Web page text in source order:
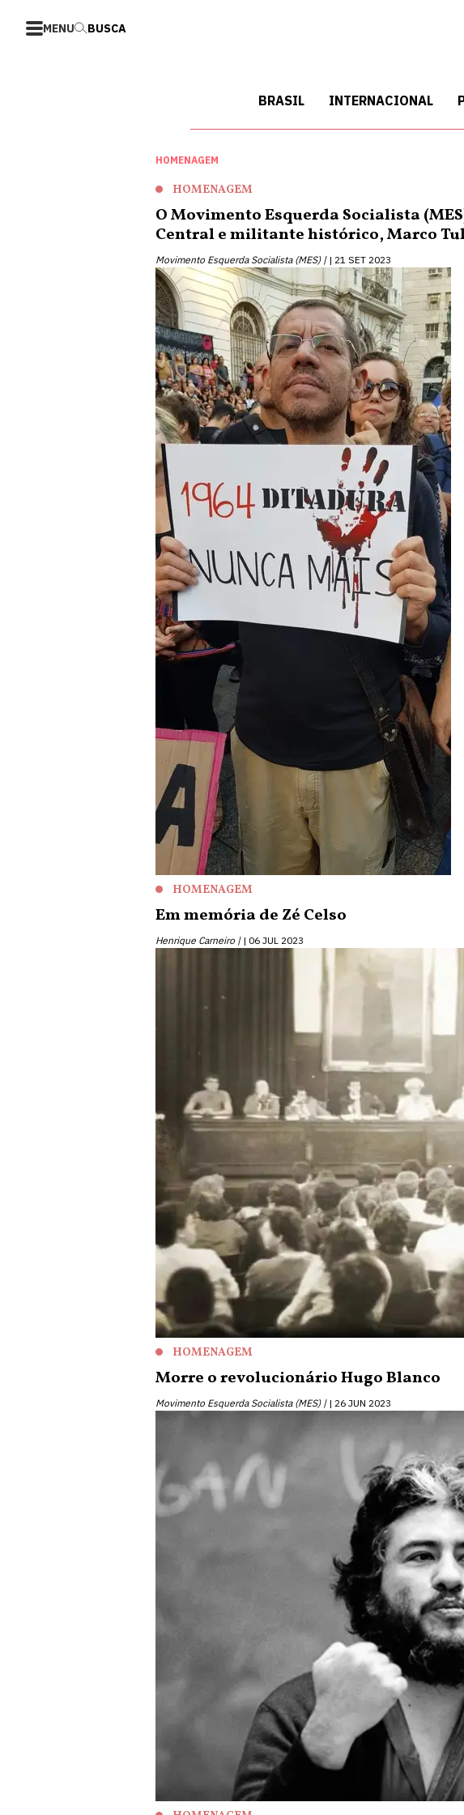
MENU BUSCA
BRASIL INTERNACIONAL
HOMENAGEM
HOMENAGEM
O Movimento Esquerda Socialista
Central e militante histórico, Marco
Movimento Esquerda Socialista (MES) | 21 SET 2023
HOMENAGEM
Em memória de Zé Celso
Henrique Carneiro | 06 JUL 2023
HOMENAGEM
Morre o revolucionário Hugo Blanco
Movimento Esquerda Socialista (MES) | 26 JUN 2023